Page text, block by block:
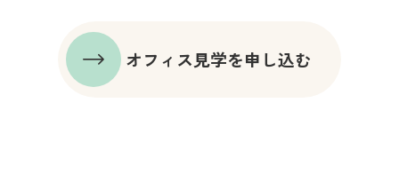
オフィス見学を申し込む